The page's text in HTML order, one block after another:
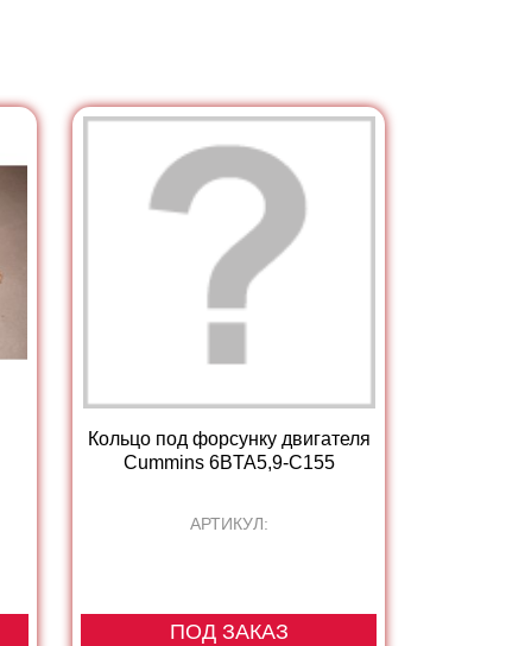
Кольцо под форсунку двигателя
Cummins 6BTA5,9-C155
АРТИКУЛ:
ПОД ЗАКАЗ